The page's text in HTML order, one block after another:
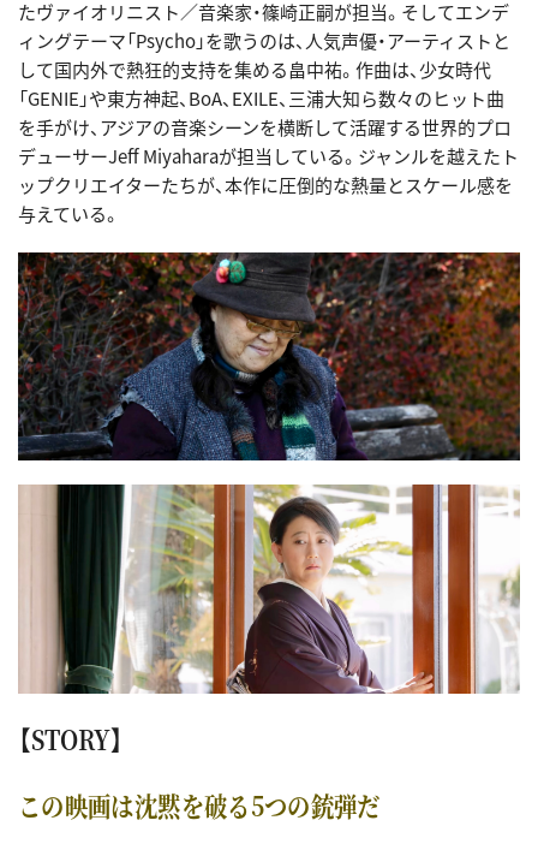
たヴァイオリニスト／音楽家・篠崎正嗣が担当。そしてエンデ
ィングテーマ「Psycho」を歌うのは、人気声優・アーティストと
して国内外で熱狂的支持を集める畠中祐。作曲は、少女時代
「GENIE」や東方神起、BoA、EXILE、三浦大知ら数々のヒット曲
を手がけ、アジアの音楽シーンを横断して活躍する世界的プロ
デューサーJeff Miyaharaが担当している。ジャンルを越えたト
ップクリエイターたちが、本作に圧倒的な熱量とスケール感を
与えている。
【STORY】
この映画は沈黙を破る5つの銃弾だ